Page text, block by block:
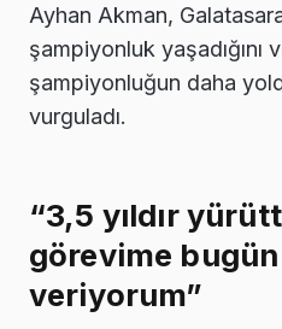
Ayhan Akman,
şampiyonluk yaşadığını
şampiyonluğun daha
vurguladı.
“3,5 yıldır
görevime
veriyorum”